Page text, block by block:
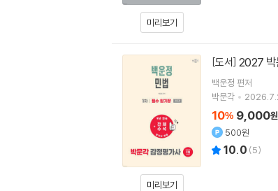
미리보기
미리보기
[도서] 2027 박
백운정 편저
박문각
10% 9,000원
500원
10.0 (5)